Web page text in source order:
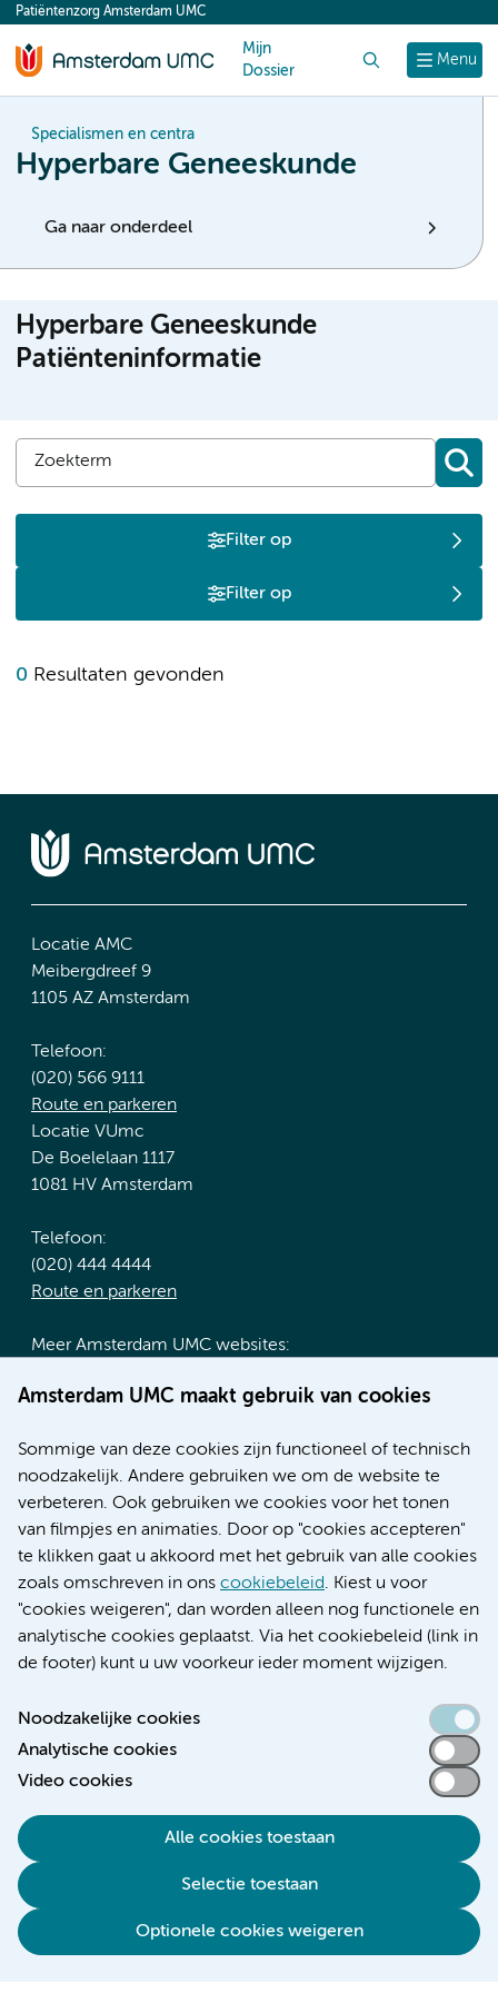
content
Amsterdam UMC maakt gebruik van cookies
Sommige van deze cookies zijn functioneel of technisch
noodzakelijk. Andere gebruiken we om de website te
verbeteren. Ook gebruiken we cookies voor het tonen
van filmpjes en animaties. Door op "cookies accepteren"
te klikken gaat u akkoord met het gebruik van alle cookies
zoals omschreven in ons cookiebeleid. Kiest u voor
"cookies weigeren", dan worden alleen nog functionele en
analytische cookies geplaatst. Via het cookiebeleid (link in
de footer) kunt u uw voorkeur ieder moment wijzigen.
Noodzakelijke cookies
Analytische cookies
Video cookies
Alle cookies toestaan
Selectie toestaan
Optionele cookies weigeren
Menu
Patiëntenzorg Amsterdam UMC
Mijn
Dossier
Specialismen en centra
Hyperbare Geneeskunde
Ga naar onderdeel
Hyperbare Geneeskunde
Patiënteninformatie
Filter op
Filter op
0 Resultaten gevonden
Locatie AMC
Meibergdreef 9
1105 AZ Amsterdam
Telefoon:
(020) 566 9111
Route en parkeren
Locatie VUmc
De Boelelaan 1117
1081 HV Amsterdam
Telefoon:
(020) 444 4444
Route en parkeren
Meer Amsterdam UMC websites:
Werken bij Amsterdam UMC
Nieuws
Research
Educatie locatie AMC
Educatie locatie VUmc
Verwijzen & diagnostiek
Toegankelijkheidsverklaring
Responsible disclosure